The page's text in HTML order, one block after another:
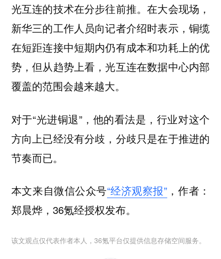
光互连的技术在分步往前推。在大会现场，
新华三的工作人员向记者介绍时表示，铜缆
在短距连接中短期内仍有成本和功耗上的优
势，但从趋势上看，光互连在数据中心内部
覆盖的范围会越来越大。
对于“光进铜退”，他的看法是，行业对这个
方向上已经没有分歧，分歧只是在于推进的
节奏而已。
本文来自微信公众号“经济观察报”，作者：
郑晨烨，36氪经授权发布。
该文观点仅代表作者本人，36氪平台仅提供信息存储空间服务。